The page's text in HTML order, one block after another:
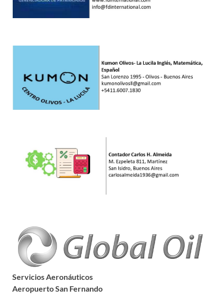
Servicios Aeronáuticos
Aeropuerto San Fernando